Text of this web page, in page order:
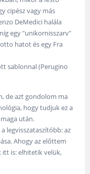
cipész vagy más
DeMedici halála
egy "unikornisszarv"
hatot és egy Fra
sablonnal (Perugino
de azt gondolom ma
hogy tudjuk ez a
után.
legvisszataszítóbb: az
Ahogy az előttem
itt is: elhitetik velük,